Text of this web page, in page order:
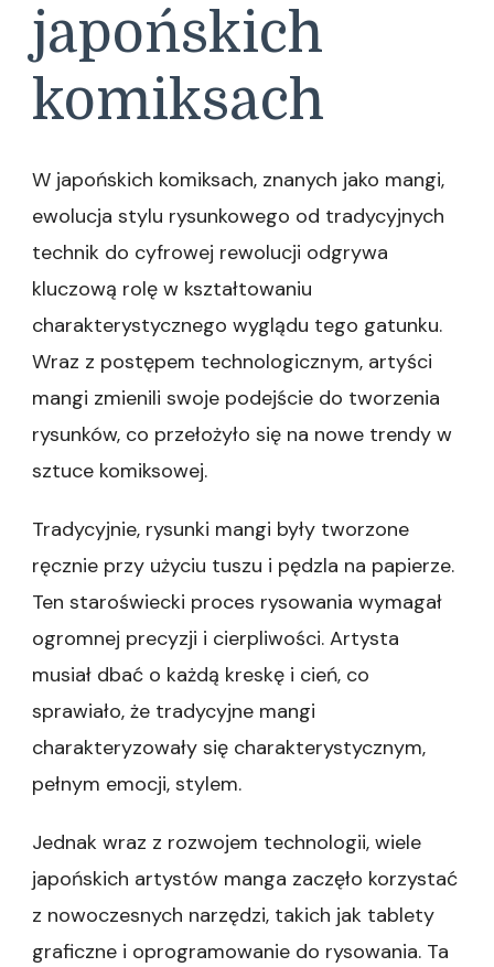
japońskich
komiksach
W japońskich komiksach, znanych jako mangi,
ewolucja stylu rysunkowego od tradycyjnych
technik do cyfrowej rewolucji odgrywa
kluczową rolę w kształtowaniu
charakterystycznego wyglądu tego gatunku.
Wraz z postępem technologicznym, artyści
mangi zmienili swoje podejście do tworzenia
rysunków, co przełożyło się na nowe trendy w
sztuce komiksowej.
Tradycyjnie, rysunki mangi były tworzone
ręcznie przy użyciu tuszu i pędzla na papierze.
Ten staroświecki proces rysowania wymagał
ogromnej precyzji i cierpliwości. Artysta
musiał dbać o każdą kreskę i cień, co
sprawiało, że tradycyjne mangi
charakteryzowały się charakterystycznym,
pełnym emocji, stylem.
Jednak wraz z rozwojem technologii, wiele
japońskich artystów manga zaczęło korzystać
z nowoczesnych narzędzi, takich jak tablety
graficzne i oprogramowanie do rysowania. Ta